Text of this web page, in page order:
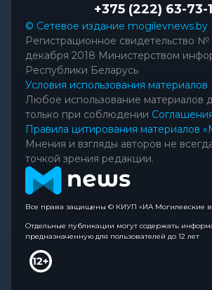
+375 (222) 63-73-
© Сетевое издание mogilevnews.by
Регистрационное свидетельство
декабря 2018 Министерством
Республики Беларусь
Условия использования материалов
Любое использование материалов
только при соблюдении
Правила цитирования материалов
Мнения и взгляды авторов не
точкой зрения редакции.
Все права защищены © КИУП «ИА Могилевские
Отдельные публикации могут содержать
предназначенную для пользователей до 12 лет